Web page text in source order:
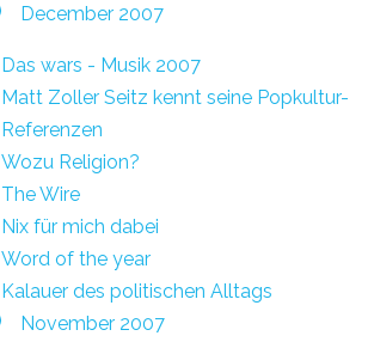
December 2007
Das wars - Musik 2007
Matt Zoller Seitz kennt seine Popkultur-
Referenzen
Wozu Religion?
The Wire
Nix für mich dabei
Word of the year
Kalauer des politischen Alltags
November 2007